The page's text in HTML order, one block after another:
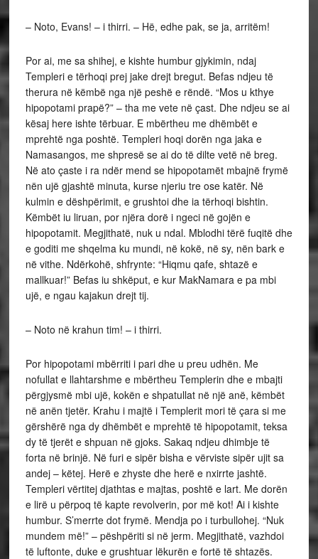
– Noto, Evans! – i thirri. – Hë, edhe pak, se ja, arritëm!
Por ai, me sa shihej, e kishte humbur gjykimin, ndaj
Templeri e tërhoqi prej jake drejt bregut. Befas ndjeu të
therura në këmbë nga një peshë e rëndë. “Mos u kthye
hipopotami prapë?” – tha me vete në çast. Dhe ndjeu se ai
kësaj here ishte tërbuar. E mbërtheu me dhëmbët e
mprehtë nga poshtë. Templeri hoqi dorën nga jaka e
Namasangos, me shpresë se ai do të dilte vetë në breg.
Në ato çaste i ra ndër mend se hipopotamët mbajnë frymë
nën ujë gjashtë minuta, kurse njeriu tre ose katër. Në
kulmin e dëshpërimit, e grushtoi dhe ia tërhoqi bishtin.
Këmbët iu liruan, por njëra dorë i ngeci në gojën e
hipopotamit. Megjithatë, nuk u ndal. Mblodhi tërë fuqitë dhe
e goditi me shqelma ku mundi, në kokë, në sy, nën bark e
në vithe. Ndërkohë, shfrynte: “Hiqmu qafe, shtazë e
mallkuar!” Befas iu shkëput, e kur MakNamara e pa mbi
ujë, e ngau kajakun drejt tij.
– Noto në krahun tim! – i thirri.
Por hipopotami mbërriti i pari dhe u preu udhën. Me
nofullat e llahtarshme e mbërtheu Templerin dhe e mbajti
përgjysmë mbi ujë, kokën e shpatullat në një anë, këmbët
në anën tjetër. Krahu i majtë i Templerit mori të çara si me
gërshërë nga dy dhëmbët e mprehtë të hipopotamit, teksa
dy të tjerët e shpuan në gjoks. Sakaq ndjeu dhimbje të
forta në brinjë. Në furi e sipër bisha e vërviste sipër ujit sa
andej – këtej. Herë e zhyste dhe herë e nxirrte jashtë.
Templeri vërtitej djathtas e majtas, poshtë e lart. Me dorën
e lirë u përpoq të kapte revolverin, por më kot! Ai i kishte
humbur. S’merrte dot frymë. Mendja po i turbullohej. “Nuk
mundem më!” – pëshpëriti si në jerm. Megjithatë, vazhdoi
të luftonte, duke e grushtuar lëkurën e fortë të shtazës.